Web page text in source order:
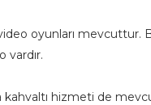
oyunları mevcuttur.
vardır.
hizmeti de